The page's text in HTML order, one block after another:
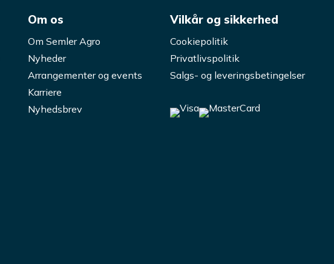
Om os
Om Semler Agro
Nyheder
Arrangementer og events
Karriere
Nyhedsbrev
Vilkår og sikkerhed
Cookiepolitik
Privatlivspolitik
Salgs- og leveringsbetingelser